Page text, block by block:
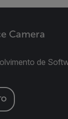
Camera
de